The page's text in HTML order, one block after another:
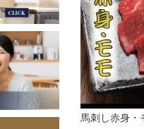
馬刺し赤身・